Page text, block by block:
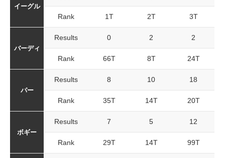
イーグル
Rank 1T 2T 3T
バーディ
Results 0 2 2
Rank 66T 8T 24T
パー
Results 8 10 18
Rank 35T 14T 20T
ボギー
Results 7 5 12
Rank 29T 14T 99T